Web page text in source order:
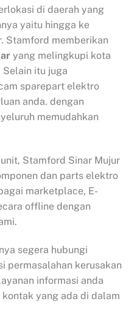
di daerah yang
yaitu hingga ke
Stamford memberikan
yang melingkupi kota
Selain itu juga
sparepart elektro
anda. dengan
memudahkan
Stamford Sinar Mujur
dan parts elektro
marketplace, E-
offline dengan
segera hubungi
permasalahan kerusakan
informasi anda
yang ada di dalam